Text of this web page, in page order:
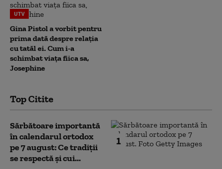
UTV
Gina Pistol a vorbit pentru
prima dată despre relația
cu tatăl ei. Cum i-a
schimbat viața fiica sa,
Josephine
Top Citite
1
Sărbătoare importantă
în calendarul ortodox
pe 7 august: Ce tradiții
se respectă și cui...